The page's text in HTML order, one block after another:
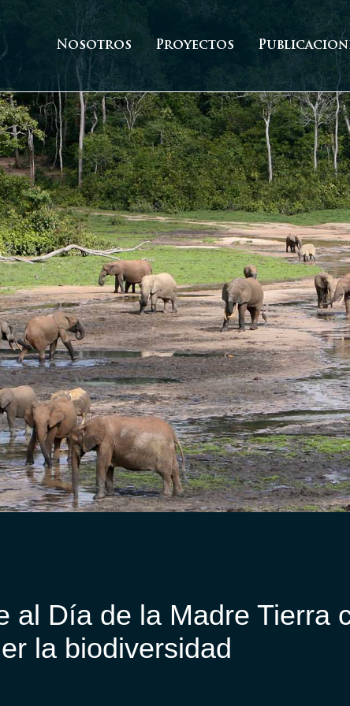
Nosotros Proyectos
al Día de la Madre Tierra
la biodiversidad